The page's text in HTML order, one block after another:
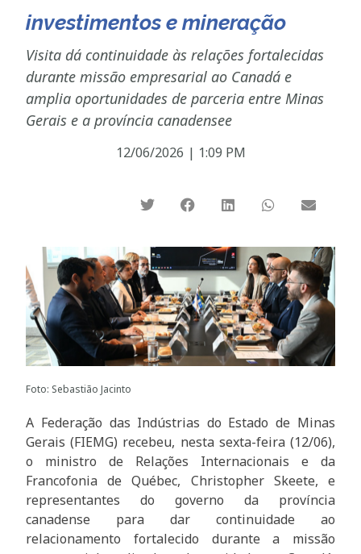
investimentos e mineração
Visita dá continuidade às relações fortalecidas
durante missão empresarial ao Canadá e
amplia oportunidades de parceria entre Minas
Gerais e a província canadensee
12/06/2026 | 1:09 PM
Foto: Sebastião Jacinto
A Federação das Indústrias do Estado de Minas
Gerais (FIEMG) recebeu, nesta sexta-feira (12/06),
o ministro de Relações Internacionais e da
Francofonia de Québec, Christopher Skeete, e
representantes do governo da província
canadense para dar continuidade ao
relacionamento fortalecido durante a missão